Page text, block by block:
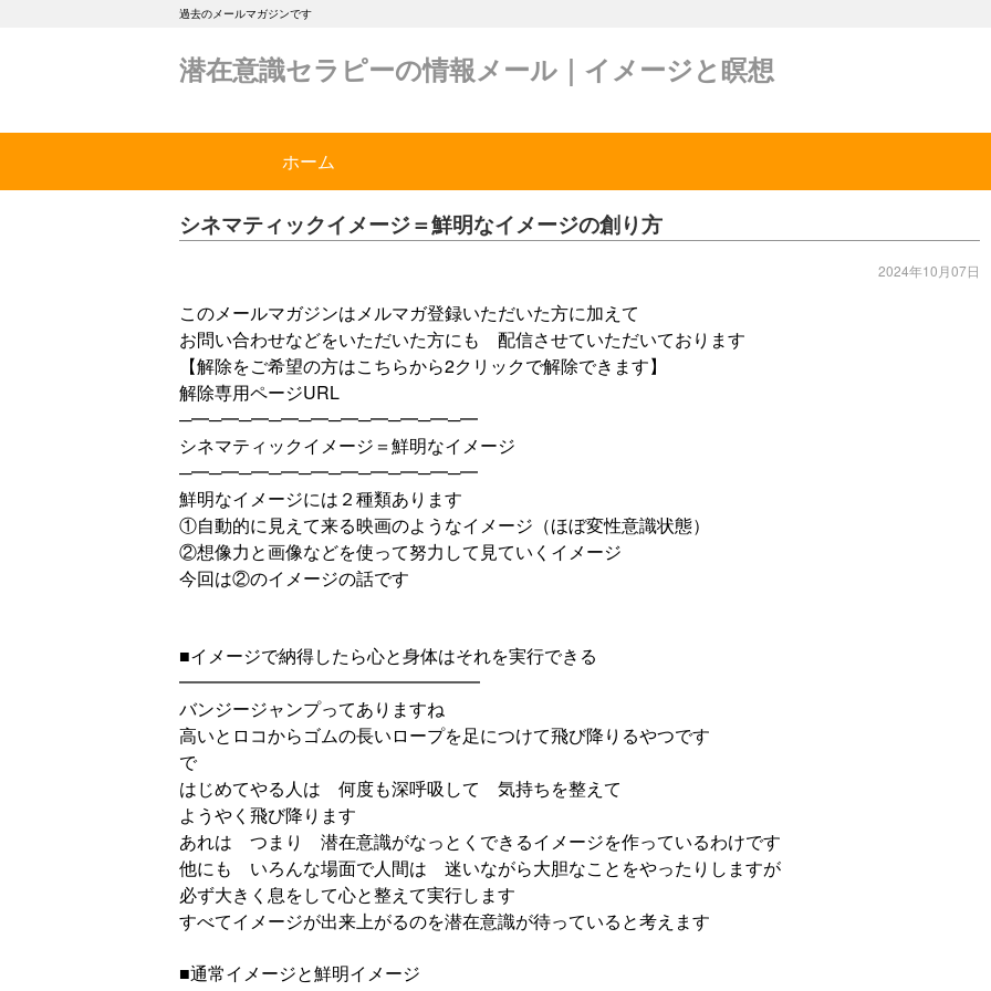
過去のメールマガジンです
潜在意識セラピーの情報メール｜イメージと瞑想
ホーム
シネマティックイメージ＝鮮明なイメージの創り方
2024年10月07日
このメールマガジンはメルマガ登録いただいた方に加えて
お問い合わせなどをいただいた方にも 配信させていただいております
【解除をご希望の方はこちらから2クリックで解除できます】
解除専用ページURL
─━─━─━─━─━─━─━─━─━─━
シネマティックイメージ＝鮮明なイメージ
─━─━─━─━─━─━─━─━─━─━
鮮明なイメージには２種類あります
①自動的に見えて来る映画のようなイメージ（ほぼ変性意識状態）
②想像力と画像などを使って努力して見ていくイメージ
今回は②のイメージの話です
■イメージで納得したら心と身体はそれを実行できる
━━━━━━━━━━━━━━━━━
バンジージャンプってありますね
高いとロコからゴムの長いロープを足につけて飛び降りるやつです
で
はじめてやる人は 何度も深呼吸して 気持ちを整えて
ようやく飛び降ります
あれは つまり 潜在意識がなっとくできるイメージを作っているわけです
他にも いろんな場面で人間は 迷いながら大胆なことをやったりしますが
必ず大きく息をして心と整えて実行します
すべてイメージが出来上がるのを潜在意識が待っていると考えます
■通常イメージと鮮明イメージ